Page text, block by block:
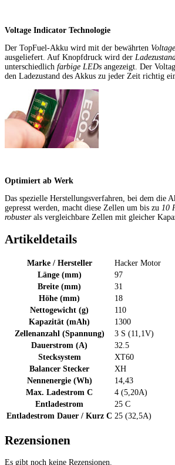
Voltage Indicator Technologie
Der TopFuel-Akku wird mit der bewährten
ausgeliefert. Auf Knopfdruck wird der
unterschiedlich farbige LEDs angezeigt. Der
den Ladezustand des Akkus zu jeder Zeit richtig
Optimiert ab Werk
Das spezielle Herstellungsverfahren, bei dem die
gepresst werden, macht diese Zellen um bis zu 10
robusterals vergleichbare Zellen mit gleicher
Artikeldetails
Marke / Hersteller
Hacker Motor
Länge (mm)
97
Breite (mm)
31
Höhe (mm)
18
Nettogewicht (g)
110
Kapazität (mAh)
1300
Zellenanzahl (Spannung)
3 S (11,1V)
Dauerstrom (A)
32.5
Stecksystem
XT60
Balancer Stecker
XH
Nennenergie (Wh)
14,43
Max. Ladestrom C
4 (5,20A)
Entladestrom
25 C
Entladestrom Dauer / Kurz C 25 (32,5A)
Rezensionen
Es gibt noch keine Rezensionen.